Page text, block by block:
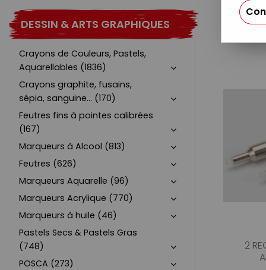
DESSIN & ARTS GRAPHIQUES
Crayons de Couleurs, Pastels,
Aquarellables (1836)
Crayons graphite, fusains,
sépia, sanguine... (170)
Feutres fins à pointes calibrées
(167)
Marqueurs à Alcool (813)
Feutres (626)
Marqueurs Aquarelle (96)
Marqueurs Acrylique (770)
Marqueurs à huile (46)
Pastels Secs & Pastels Gras
(748)
POSCA (273)
2